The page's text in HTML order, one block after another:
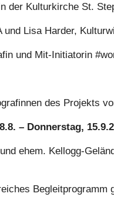
der Kul­tur­kir­che St.
Lisa Harder,
und Mit-Initia­to­rin
des Projekts
– Don­ners­tag,
ehem. Kellogg-